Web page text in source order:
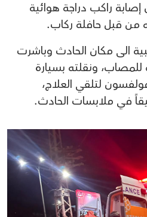
راكب دراجة هوائية
من قبل حافلة ركاب.
الى مكان الحادث وباشرت
للمصاب، ونقلته بسيارة
لتلقي العلاج،
في ملابسات الحادث.